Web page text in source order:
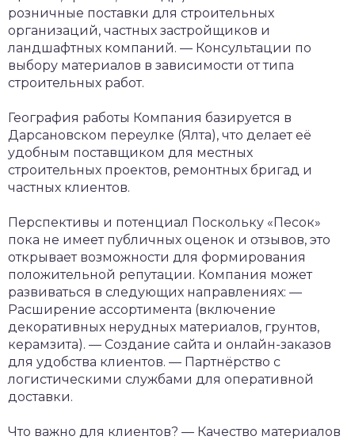
розничные поставки для строительных
организаций, частных застройщиков и
ландшафтных компаний. — Консультации по
выбору материалов в зависимости от типа
строительных работ.
География работы Компания базируется в
Дарсановском переулке (Ялта), что делает её
удобным поставщиком для местных
строительных проектов, ремонтных бригад и
частных клиентов.
Перспективы и потенциал Поскольку «Песок»
пока не имеет публичных оценок и отзывов, это
открывает возможности для формирования
положительной репутации. Компания может
развиваться в следующих направлениях: —
Расширение ассортимента (включение
декоративных нерудных материалов, грунтов,
керамзита). — Создание сайта и онлайн-заказов
для удобства клиентов. — Партнёрство с
логистическими службами для оперативной
доставки.
Что важно для клиентов? — Качество материалов